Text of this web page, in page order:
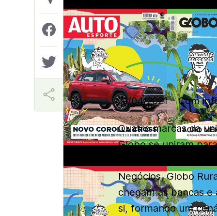
Helio Gama Neto
12/04/2021 –Com
Quatro marcas da
Globo se uniram
Negócios, Globo
chegam às bancas
si, formando um